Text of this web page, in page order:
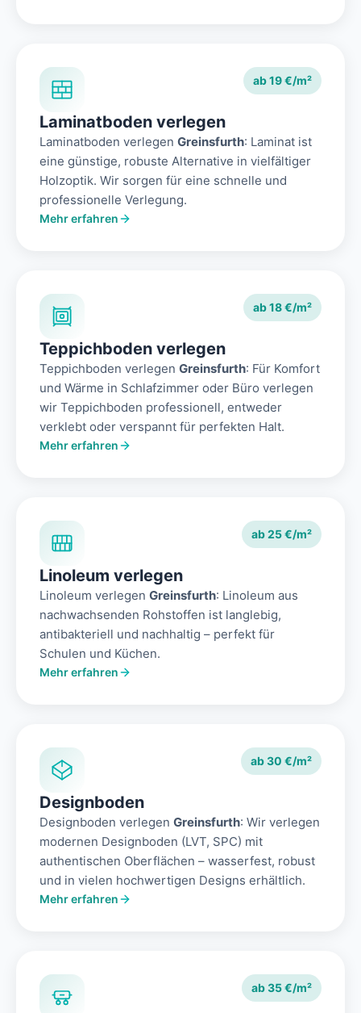
ab 19 €/m²
Laminatboden verlegen
Laminatboden verlegen Greinsfurth: Laminat ist
eine günstige, robuste Alternative in vielfältiger
Holzoptik. Wir sorgen für eine schnelle und
professionelle Verlegung.
Mehr erfahren
ab 18 €/m²
Teppichboden verlegen
Teppichboden verlegen Greinsfurth: Für Komfort
und Wärme in Schlafzimmer oder Büro verlegen
wir Teppichboden professionell, entweder
verklebt oder verspannt für perfekten Halt.
Mehr erfahren
ab 25 €/m²
Linoleum verlegen
Linoleum verlegen Greinsfurth: Linoleum aus
nachwachsenden Rohstoffen ist langlebig,
antibakteriell und nachhaltig – perfekt für
Schulen und Küchen.
Mehr erfahren
ab 30 €/m²
Designboden
Designboden verlegen Greinsfurth: Wir verlegen
modernen Designboden (LVT, SPC) mit
authentischen Oberflächen – wasserfest, robust
und in vielen hochwertigen Designs erhältlich.
Mehr erfahren
ab 35 €/m²